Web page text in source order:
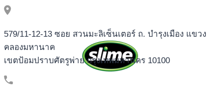
579/11-12-13 ซอย สวนมะลิเซ็นเตอร์ ถ. บำรุงเมือง แขวง
คลองมหานาค
เขตป้อมปราบศัตรูพ่าย กรุงเทพมหานคร 10100